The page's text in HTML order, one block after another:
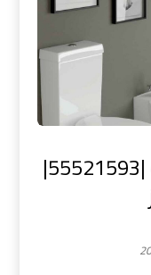
ادوات صحية في الكويت |55521593|